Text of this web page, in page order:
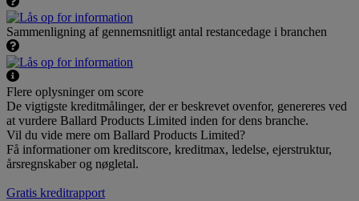
Sammenligning af gennemsnitligt antal restancedage i branchen
Flere oplysninger om score
De vigtigste kreditmålinger, der er beskrevet ovenfor, genereres ved
at vurdere Ballard Products Limited inden for dens branche.
Vil du vide mere om Ballard Products Limited?
Få informationer om kreditscore, kreditmax, ledelse, ejerstruktur,
årsregnskaber og nøgletal.
Gratis kreditrapport